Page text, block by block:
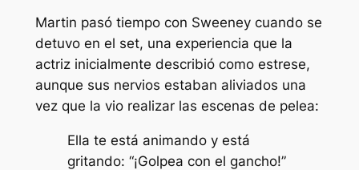
Martin pasó tiempo con Sweeney cuando se
detuvo en el set, una experiencia que la
actriz inicialmente describió como estrese,
aunque sus nervios estaban aliviados una
vez que la vio realizar las escenas de pelea:
Ella te está animando y está
gritando: “¡Golpea con el gancho!”